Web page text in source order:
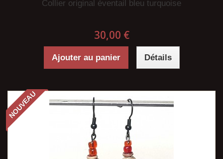
Collier original éventail bleu turquoise
30,00 €
Ajouter au panier Détails
NOUVEAU